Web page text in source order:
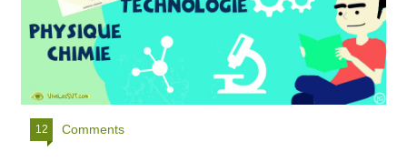
12 Comments